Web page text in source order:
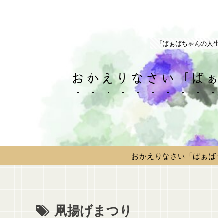
「ばぁばちゃんの
おかえりなさい「ば
おかえりなさい「ばぁ
凧揚げまつり